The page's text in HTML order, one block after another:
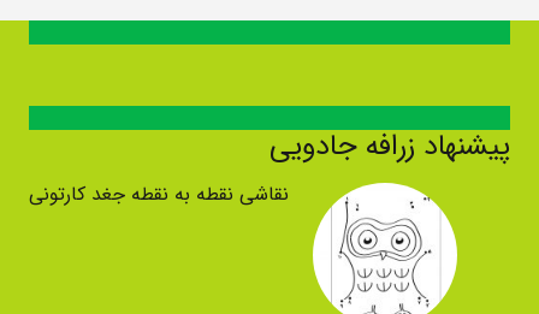
پیشنهاد زرافه جادویی
نقاشی نقطه به نقطه جغد کارتونی